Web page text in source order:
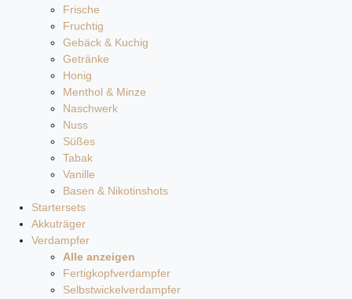
Frische
Fruchtig
Gebäck & Kuchig
Getränke
Honig
Menthol & Minze
Naschwerk
Nuss
Süßes
Tabak
Vanille
Basen & Nikotinshots
Startersets
Akkuträger
Verdampfer
Alle anzeigen
Fertigkopfverdampfer
Selbstwickelverdampfer